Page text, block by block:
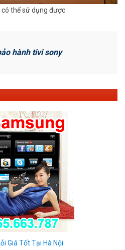
có thể sử dụng được
hành tivi sony
Giá Tốt Tại Hà Nội